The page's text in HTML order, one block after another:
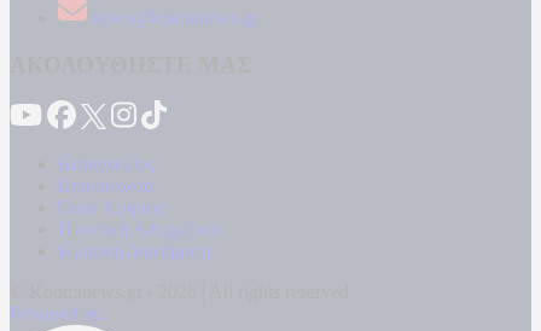
news@kontranews.gr
Καταγγελίες
Επικοινωνία
Όροι Χρήσης
Πολιτική Απορρήτου
Κρατική Διαφήμιση
Powered by: